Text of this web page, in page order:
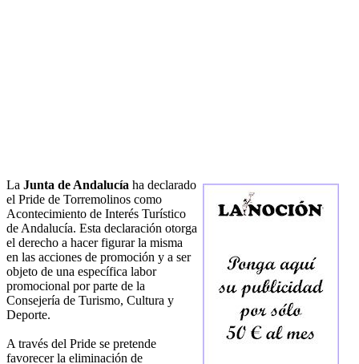
La Junta de Andalucía ha declarado
el Pride de Torremolinos como
Acontecimiento de Interés Turístico
de Andalucía. Esta declaración otorga
el derecho a hacer figurar la misma
en las acciones de promoción y a ser
objeto de una específica labor
promocional por parte de la
Consejería de Turismo, Cultura y
Deporte.
A través del Pride se pretende
favorecer la eliminación de